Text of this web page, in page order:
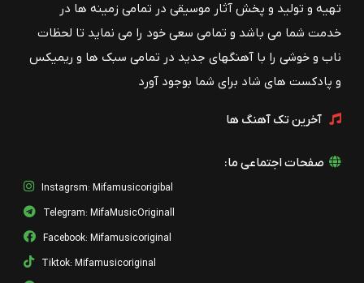
تهیه و تولید و پخش آثار موسیقی در تمامی زمینه ها در
خدمت شما می باشد و تمامی سعی خود را می نماید تا لحظات
ناب و خوشی را با آهنگهای جدید در تمامی سبک ها و ریمیکس
و پادکست های شاد برای شما بوجود آورد
آخرین تک آهنگ ها
صفحات اجتماعی ما:
Instagrsm: Mifamusicorigibal
Telegram: MifaMusicOriginall
Facebook: Mifamusicoriginal
Tiktok: Mifamusicoriginal